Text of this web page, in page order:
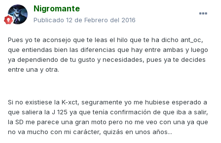
Nigromante
Publicado 12 de Febrero del 2016
Pues yo te aconsejo que te leas el hilo que te ha dicho ant_oc,
que entiendas bien las diferencias que hay entre ambas y luego
ya dependiendo de tu gusto y necesidades, pues ya te decides
entre una y otra.
Si no existiese la K-xct, seguramente yo me hubiese esperado a
que saliera la J 125 ya que tenía confirmación de que iba a salir,
la SD me parece una gran moto pero no me veo con una ya que
no va mucho con mi carácter, quizás en unos años...